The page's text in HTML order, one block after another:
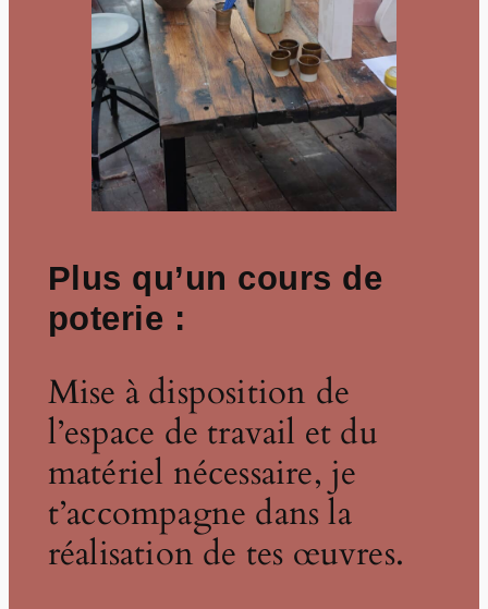
Plus qu’un cours de
poterie :
Mise à disposition de
l’espace de travail et du
matériel nécessaire, je
t’accompagne dans la
réalisation de tes œuvres.